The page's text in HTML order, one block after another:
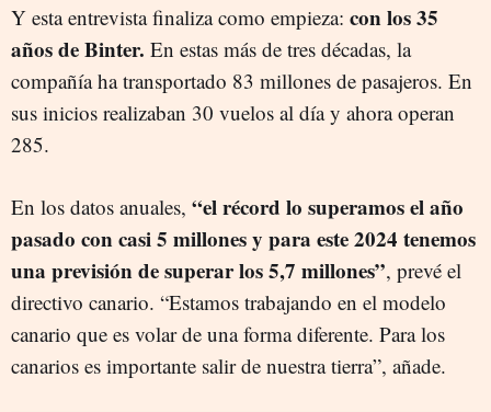
Y esta entrevista finaliza como empieza: con los 35
años de Binter. En estas más de tres décadas, la
compañía ha transportado 83 millones de pasajeros. En
sus inicios realizaban 30 vuelos al día y ahora operan
285.
En los datos anuales, “el récord lo superamos el año
pasado con casi 5 millones y para este 2024 tenemos
una previsión de superar los 5,7 millones”, prevé el
directivo canario. “Estamos trabajando en el modelo
canario que es volar de una forma diferente. Para los
canarios es importante salir de nuestra tierra”, añade.